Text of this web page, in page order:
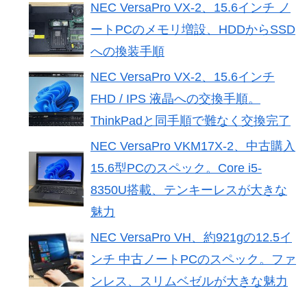
NEC VersaPro VX-2、15.6インチ ノ
ートPCのメモリ増設、HDDからSSD
への換装手順
NEC VersaPro VX-2、15.6インチ
FHD / IPS 液晶への交換手順。
ThinkPadと同手順で難なく交換完了
NEC VersaPro VKM17X-2、中古購入
15.6型PCのスペック。Core i5-
8350U搭載、テンキーレスが大きな
魅力
NEC VersaPro VH、約921gの12.5イ
ンチ 中古ノートPCのスペック。ファ
ンレス、スリムベゼルが大きな魅力